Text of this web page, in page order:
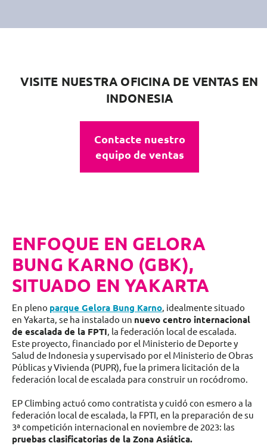
VISITE NUESTRA OFICINA DE VENTAS EN
INDONESIA
Contacte nuestro
equipo de ventas
ENFOQUE EN GELORA
BUNG KARNO (GBK),
SITUADO EN YAKARTA
En pleno parque Gelora Bung Karno, idealmente situado
en Yakarta, se ha instalado un nuevo centro internacional
de escalada de la FPTI, la federación local de escalada.
Este proyecto, financiado por el Ministerio de Deporte y
Salud de Indonesia y supervisado por el Ministerio de Obras
Públicas y Vivienda (PUPR), fue la primera licitación de la
federación local de escalada para construir un rocódromo.
EP Climbing actuó como contratista y cuidó con esmero a la
federación local de escalada, la FPTI, en la preparación de su
3ª competición internacional en noviembre de 2023: las
pruebas clasificatorias de la Zona Asiática.